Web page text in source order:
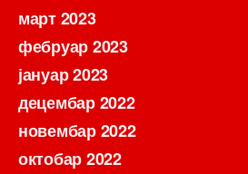
март 2023
фебруар 2023
јануар 2023
децембар 2022
новембар 2022
октобар 2022